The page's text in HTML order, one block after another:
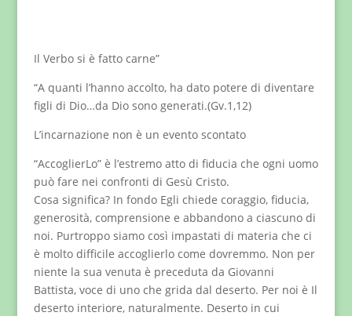
Il Verbo si è fatto carne”
“A quanti l’hanno accolto, ha dato potere di diventare
figli di Dio…da Dio sono generati.(Gv.1,12)
L’incarnazione non è un evento scontato
“AccoglierLo” è l’estremo atto di fiducia che ogni uomo
può fare nei confronti di Gesù Cristo.
Cosa significa? In fondo Egli chiede coraggio, fiducia,
generosità, comprensione e abbandono a ciascuno di
noi. Purtroppo siamo così impastati di materia che ci
è molto difficile accoglierlo come dovremmo. Non per
niente la sua venuta è preceduta da Giovanni
Battista, voce di uno che grida dal deserto. Per noi è Il
deserto interiore, naturalmente. Deserto in cui